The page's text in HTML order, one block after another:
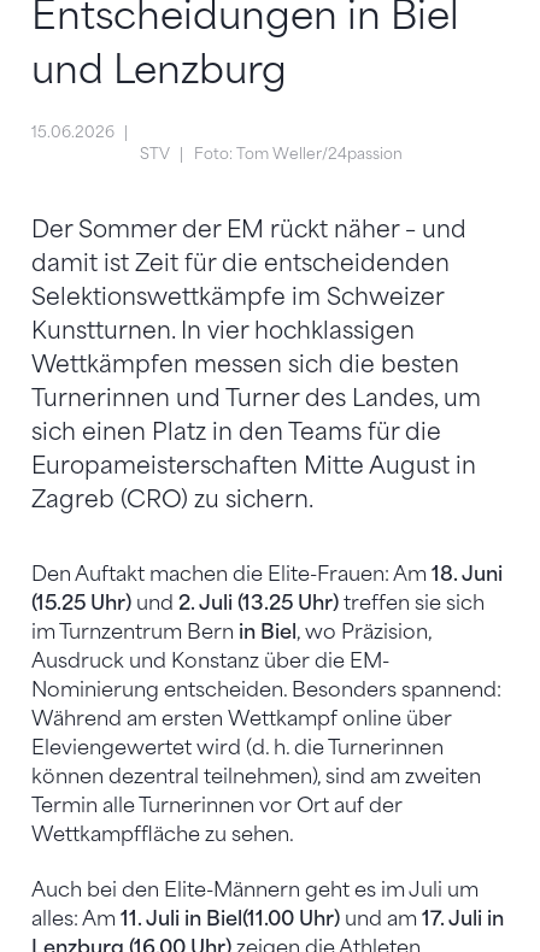
Entscheidungen in Biel
und Lenzburg
15.06.2026
STV
Foto: Tom Weller/24passion
Der Sommer der EM rückt näher – und
damit ist Zeit für die entscheidenden
Selektionswettkämpfe im Schweizer
Kunstturnen. In vier hochklassigen
Wettkämpfen messen sich die besten
Turnerinnen und Turner des Landes, um
sich einen Platz in den Teams für die
Europameisterschaften Mitte August in
Zagreb (CRO) zu sichern.
Den Auftakt machen die Elite-Frauen: Am 18. Juni
(15.25 Uhr) und 2. Juli (13.25 Uhr) treffen sie sich
im Turnzentrum Bern in Biel , wo Präzision,
Ausdruck und Konstanz über die EM-
Nominierung entscheiden. Besonders spannend:
Während am ersten Wettkampf online über
Eleviengewertet wird (d. h. die Turnerinnen
können dezentral teilnehmen), sind am zweiten
Termin alle Turnerinnen vor Ort auf der
Wettkampffläche zu sehen.
Auch bei den Elite-Männern geht es im Juli um
alles: Am 11. Juli in Biel (11.00 Uhr) und am 17. Juli in